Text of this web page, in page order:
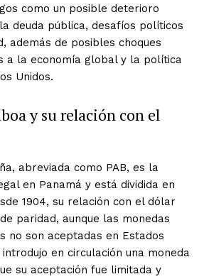
como un posible deterioro
deuda pública, desafíos políticos
además de posibles choques
a la economía global y la política
Unidos.
y su relación con el
abreviada como PAB, es la
en Panamá y está dividida en
1904, su relación con el dólar
paridad, aunque las monedas
no son aceptadas en Estados
introdujo en circulación una moneda
su aceptación fue limitada y